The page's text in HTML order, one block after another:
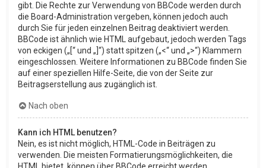
gibt. Die Rechte zur Verwendung von BBCode werden durch
die Board-Administration vergeben, können jedoch auch
durch Sie für jeden einzelnen Beitrag deaktiviert werden.
BBCode ist ähnlich wie HTML aufgebaut, jedoch werden Tags
von eckigen („[“ und „]“) statt spitzen („<“ und „>“) Klammern
eingeschlossen. Weitere Informationen zu BBCode finden Sie
auf einer speziellen Hilfe-Seite, die von der Seite zur
Beitragserstellung aus zugänglich ist.
Nach oben
Kann ich HTML benutzen?
Nein, es ist nicht möglich, HTML-Code in Beiträgen zu
verwenden. Die meisten Formatierungsmöglichkeiten, die